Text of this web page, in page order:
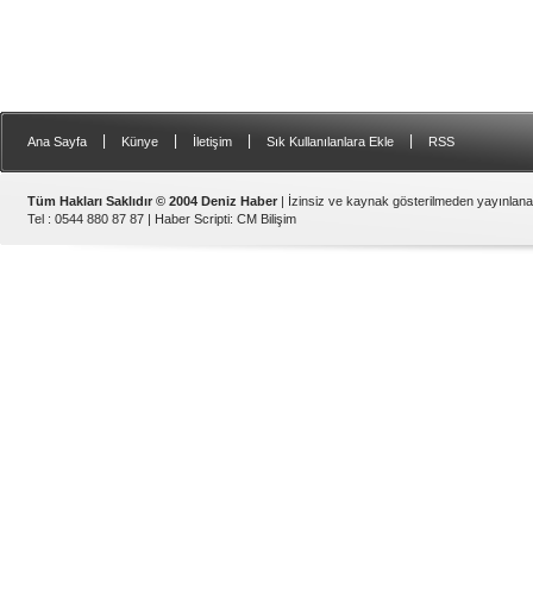
Ana Sayfa Künye İletişim Sık Kullanılanlara Ekle RSS
Tüm Hakları Saklıdır © 2004 Deniz Haber | İzinsiz ve kaynak gösterilmeden
Tel : 0544 880 87 87 | Haber Scripti: CM Bilişim